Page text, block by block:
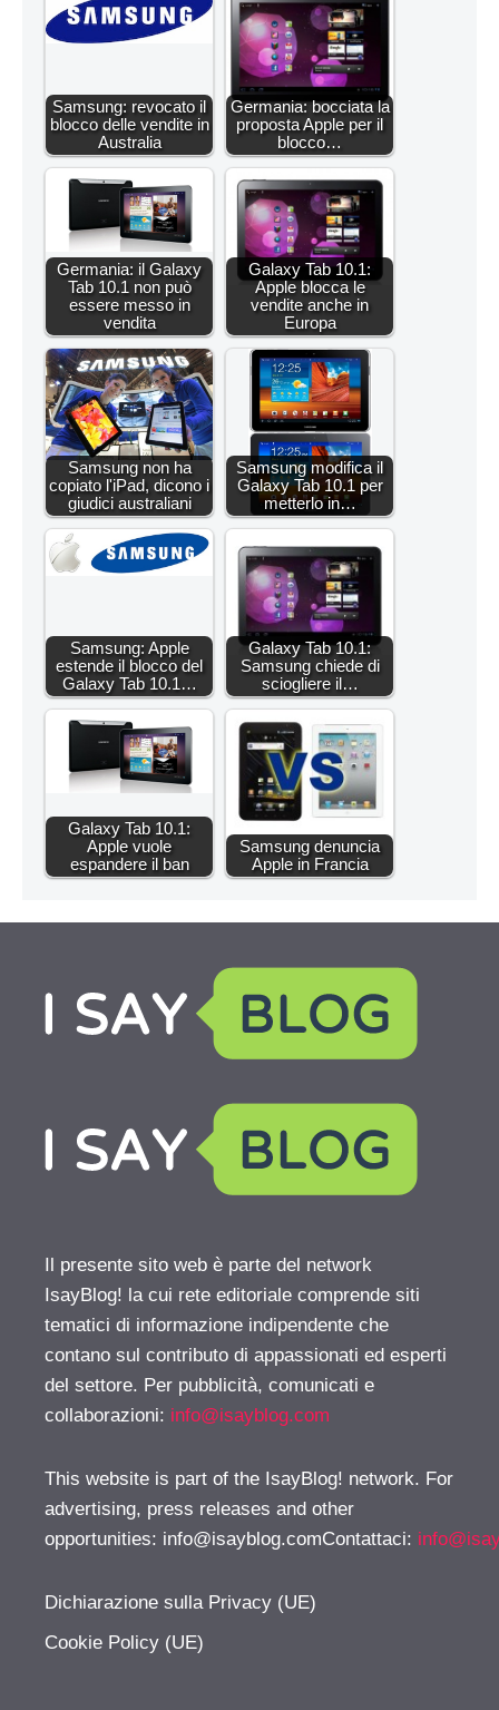
Samsung: revocato il
blocco delle vendite in
Australia
Germania: bocciata la
proposta Apple per il
blocco…
Germania: il Galaxy
Tab 10.1 non può
essere messo in
vendita
Galaxy Tab 10.1:
Apple blocca le
vendite anche in
Europa
Samsung non ha
copiato l'iPad, dicono i
giudici australiani
Samsung modifica il
Galaxy Tab 10.1 per
metterlo in…
Samsung: Apple
estende il blocco del
Galaxy Tab 10.1…
Galaxy Tab 10.1:
Samsung chiede di
sciogliere il…
Galaxy Tab 10.1:
Apple vuole
espandere il ban
Samsung denuncia
Apple in Francia
Il presente sito web è parte del network
IsayBlog! la cui rete editoriale comprende siti
tematici di informazione indipendente che
contano sul contributo di appassionati ed esperti
del settore. Per pubblicità, comunicati e
collaborazioni: info@isayblog.com
This website is part of the IsayBlog! network. For
advertising, press releases and other
opportunities: info@isayblog.comContattaci:
Dichiarazione sulla Privacy (UE)
Cookie Policy (UE)